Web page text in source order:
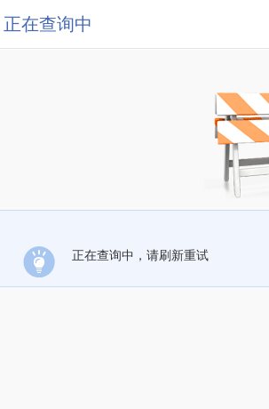
正在查询中
正在查询中，请刷新重试